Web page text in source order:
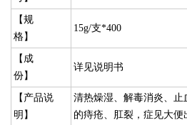
【规
格】
15g/支*400
【成
份】
详见说明书
【产品说
明】
清热燥湿、解毒消炎、
的痔疮、肛裂，症见大便